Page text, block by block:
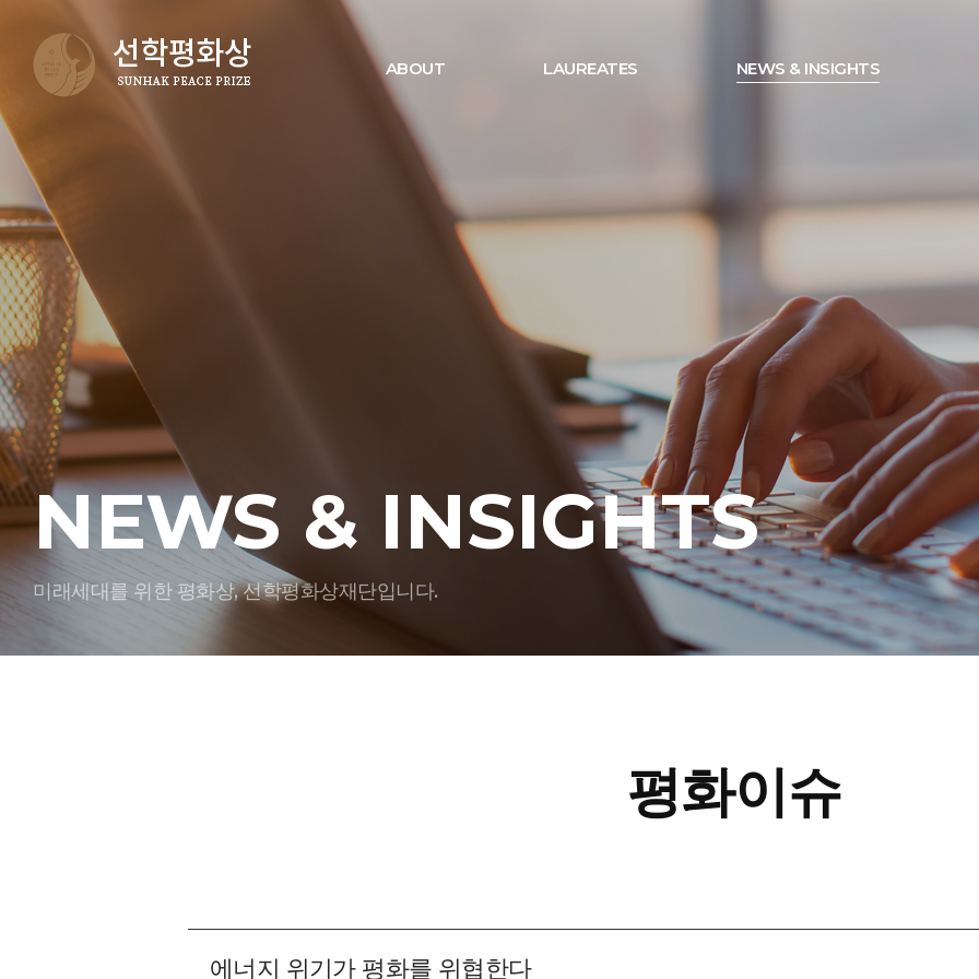
ABOUT LAUREATES NEWS & INSIGHTS
NEWS & INSIGHTS
미래세대를 위한 평화상, 선학평화상재단입니다.
평화이슈
에너지 위기가 평화를 위협한다